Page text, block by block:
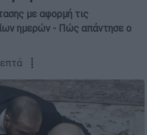
με αφορμή τις
ημερών - Πώς απάντησε ο
┋